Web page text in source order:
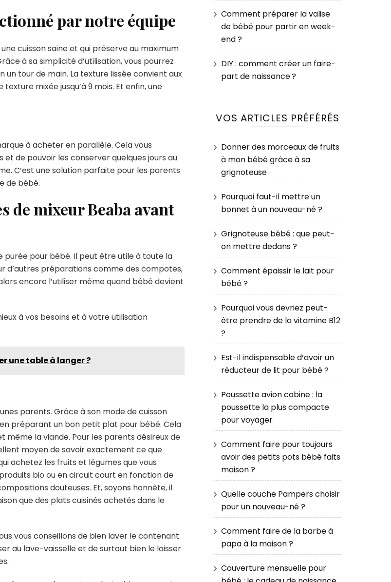
par notre équipe
cuisson saine et qui préserve au maximum
à sa simplicité d’utilisation, vous pourrez
un tour de main. La texture lissée convient aux
mixée jusqu’à 9 mois. Et enfin, une
à acheter en parallèle. Cela vous
de pouvoir les conserver quelques jours au
C’est une solution parfaite pour les parents
de bébé.
de mixeur Beaba avant
purée pour bébé. Il peut être utile à toute la
d’autres préparations comme des compotes,
encore l’utiliser même quand bébé devient
à vos besoins et à votre utilisation
une table à langer ?
parents. Grâce à son mode de cuisson
préparant un bon petit plat pour bébé. Cela
même la viande. Pour les parents désireux de
moyen de savoir exactement ce que
achetez les fruits et légumes que vous
bio ou en circuit court en fonction de
douteuses. Et, soyons honnête, il
que des plats cuisinés achetés dans le
vous conseillons de bien laver le contenant
au lave-vaisselle et de surtout bien le laisser
Comment préparer la valise
de bébé pour partir en week-
end ?
DIY : comment créer un faire-
part de naissance ?
VOS ARTICLES PRÉFÉRÉS
Donner des morceaux de fruits
à mon bébé grâce à sa
grignoteuse
Pourquoi faut-il mettre un
bonnet à un nouveau-né ?
Grignoteuse bébé : que peut-
on mettre dedans ?
Comment épaissir le lait pour
bébé ?
Pourquoi vous devriez peut-
être prendre de la vitamine B12
?
Est-il indispensable d’avoir un
réducteur de lit pour bébé ?
Poussette avion cabine : la
poussette la plus compacte
pour voyager
Comment faire pour toujours
avoir des petits pots bébé faits
maison ?
Quelle couche Pampers choisir
pour un nouveau-né ?
Comment faire de la barbe à
papa à la maison ?
Couverture mensuelle pour